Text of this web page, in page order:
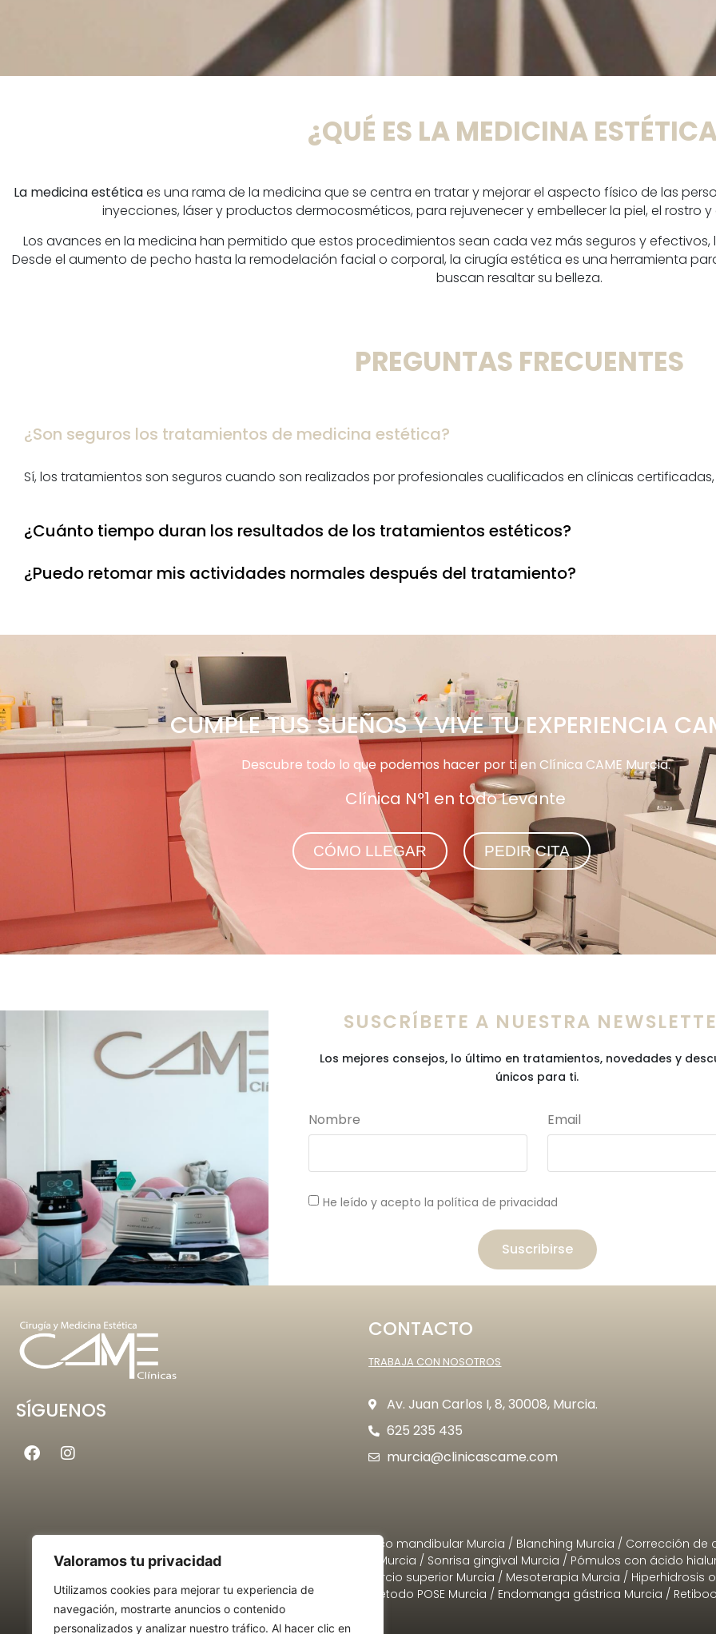
Valoramos tu privacidad
Utilizamos cookies para mejorar tu experiencia de
navegación, mostrarte anuncios o contenido
personalizados y analizar nuestro tráfico. Al hacer clic en
¿QUÉ ES LA MEDICINA
La medicina estéticaes una rama de la medicina que se centra en tratar y mejorar el aspecto físico de las
inyecciones, láser y productos dermocosméticos, para rejuvenecer y embellecer la piel, el rostro
Los avances en la medicina han permitido que estos procedimientos sean cada vez más seguros y
Desde el aumento de pecho hasta la remodelación facial o corporal, la cirugía estética es una herramienta
buscan resaltar su belleza.
PREGUNTAS FRECUENTES
¿Son seguros los tratamientos de medicina estética?
Sí, los tratamientos son seguros cuando son realizados por profesionales cualificados en clínicas
¿Cuánto tiempo duran los resultados de los tratamientos estéticos?
¿Puedo retomar mis actividades normales después del tratamiento?
CUMPLE TUS SUEÑOS Y VIVE TU EXPERIENCIA
Descubre todo lo que podemos hacer por ti en Clínica CAME Murcia.
Clínica Nº1 en todo Levante
CÓMO LLEGAR PEDIR CITA
SUSCRÍBETE A NUESTRA
Los mejores consejos, lo último en tratamientos, novedades y
únicos para ti.
Nombre Email
He leído y acepto la política de privacidad
Suscribirse
SÍGUENOS
CONTACTO
TRABAJA CON NOSOTROS
Av. Juan Carlos I, 8, 30008, Murcia.
625 235 435
murcia@clinicascame.com
Marcación del arco mandibular Murcia / Blanching Murcia / Corrección de
Aumento de labios Murcia/Mentón con ácido hialurónico Murcia / Sonrisa gingival Murcia / Pómulos con ácido
Arrugas tercio superior Murcia / Mesoterapia Murcia / Hiperhidrosis
Murcia/Balón gástrico Murcia/Método APOLLO Murcia Método POSE Murcia / Endomanga gástrica Murcia /
Revive TC3 Murcia